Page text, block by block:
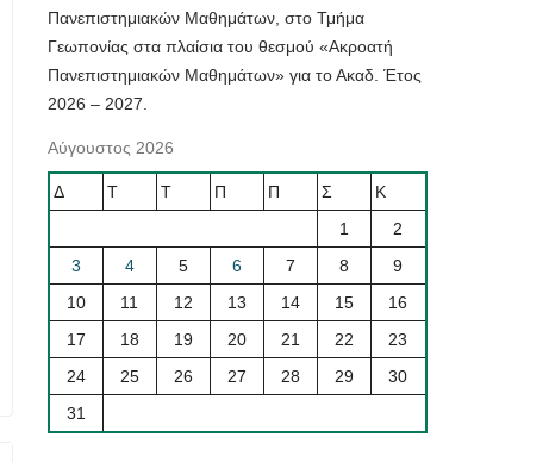
Πανεπιστημιακών Μαθημάτων, στο Τμήμα
Γεωπονίας στα πλαίσια του θεσμού «Ακροατή
Πανεπιστημιακών Μαθημάτων» για το Ακαδ. Έτος
2026 – 2027.
Αύγουστος 2026
Δ Τ Τ Π Π Σ
Κ
1
2
3
4 5 6 7 8
9
10
11 12 13 14 15
16
17
18 19 20 21 22
23
24
25 26 27 28 29
30
31